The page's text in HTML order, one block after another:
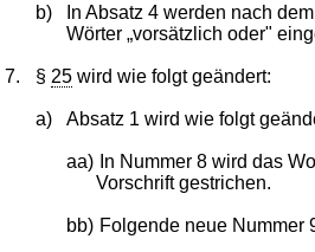
b)
In Absatz 4 werden nach
Wörter „vorsätzlich oder"
7. § 25 wird wie folgt geändert:
a) Absatz 1 wird wie folgt
aa)
In Nummer 8 wird das
Vorschrift gestrichen.
bb) Folgende neue Nummer